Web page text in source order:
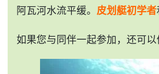
阿瓦河水流平缓。 皮划艇初学者
如果您与同伴一起参加，还可